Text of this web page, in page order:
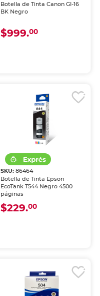
Botella de Tinta Canon GI-16
BK Negro
$999.00
SKU: 86464
Botella de Tinta Epson
EcoTank T544 Negro 4500
páginas
$229.00